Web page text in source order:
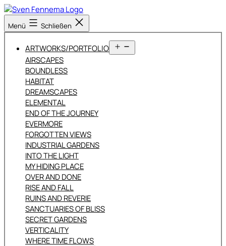
Zum
Inhalt
springen
Sven
Fennema
Menü Schließen
ARTWORKS/PORTFOLIO
öffnen
AIRSCAPES
BOUNDLESS
HABITAT
DREAMSCAPES
ELEMENTAL
END OF THE JOURNEY
EVERMORE
FORGOTTEN VIEWS
INDUSTRIAL GARDENS
INTO THE LIGHT
MY HIDING PLACE
OVER AND DONE
RISE AND FALL
RUINS AND REVERIE
SANCTUARIES OF BLISS
SECRET GARDENS
VERTICALITY
WHERE TIME FLOWS